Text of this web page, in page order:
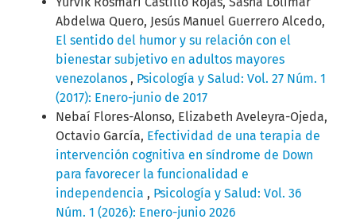
Abdelwa Quero, Jesús Manuel Guerrero Alcedo,
El sentido del humor y su relación con el
bienestar subjetivo en adultos mayores
venezolanos , Psicología y Salud: Vol. 27 Núm. 1
(2017): Enero-junio de 2017
Nebaí Flores-Alonso, Elizabeth Aveleyra-Ojeda,
Octavio García, Efectividad de una terapia de
intervención cognitiva en síndrome de Down
para favorecer la funcionalidad e
independencia , Psicología y Salud: Vol. 36
Núm. 1 (2026): Enero-junio 2026